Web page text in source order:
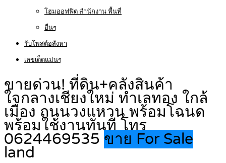
โฮมออฟฟิต สำนักงาน พื้นที่
อื่นๆ
รับโพสต์อสังหา
เลขเด็ดแม่นๆ
ขายด่วน! ที่ดิน+คลังสินค้า
ใจกลางเชียงใหม่ ทำเลทอง ใกล้
เมือง ถนนวงแหวน พร้อมโฉนด
พร้อมใช้งานทันที โทร
0624469535 ขาย For Sale
land